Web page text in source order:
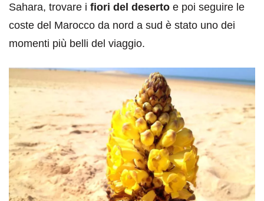
Sahara, trovare i fiori del deserto e poi seguire le
coste del Marocco da nord a sud è stato uno dei
momenti più belli del viaggio.